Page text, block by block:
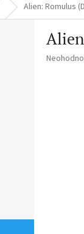
Alien: Romulus
Průměrné